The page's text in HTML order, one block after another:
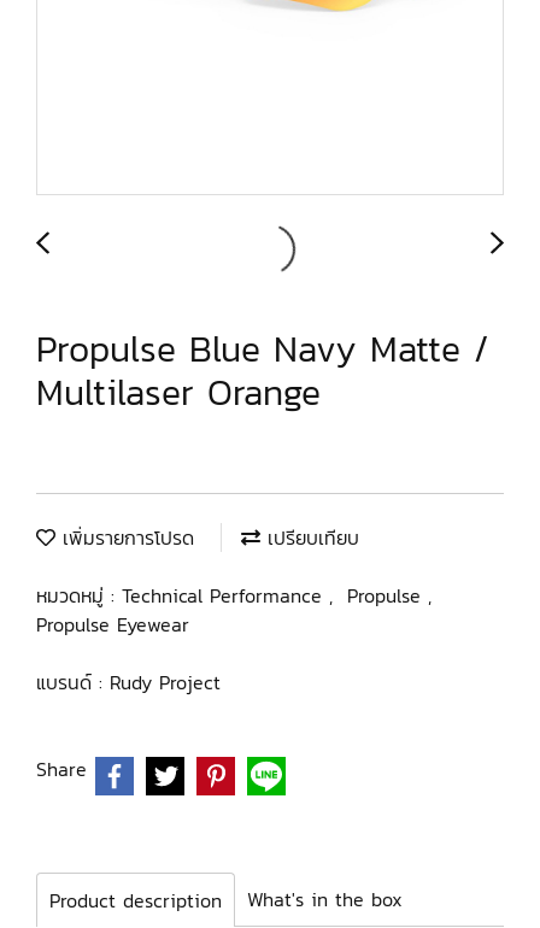
Propulse Blue Navy Matte /
Multilaser Orange
เพิ่มรายการโปรด
เปรียบเทียบ
หมวดหมู่ : Technical Performance , Propulse ,
Propulse Eyewear
แบรนด์ : Rudy Project
Share
Product description What's in the box